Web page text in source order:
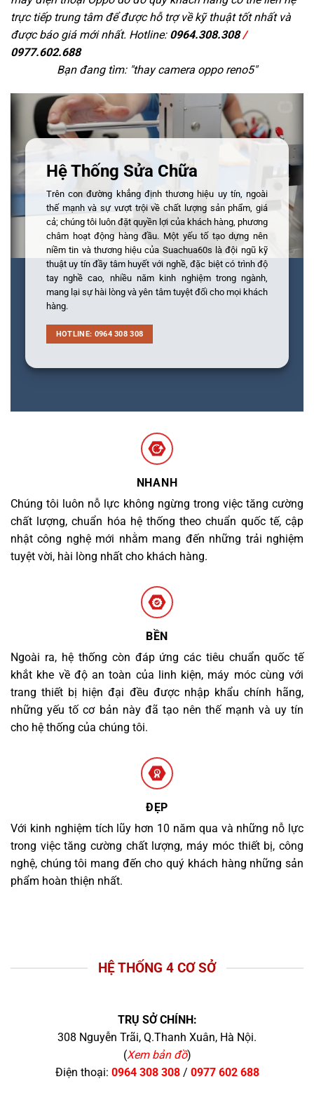
trực tiếp trung tâm để được hỗ trợ về kỹ thuật tốt nhất và
được báo giá mới nhất. Hotline: 0964.308.308/
0977.602.688
Bạn đang tìm: "thay camera oppo reno5"
Hệ Thống Sửa Chữa
Trên con đường khẳng định thương hiệu uy tín, ngoài
thế mạnh và sự vượt trội về chất lượng sản phẩm, giá
cả; chúng tôi luôn đặt quyền lợi của khách hàng, phương
châm hoạt động hàng đầu. Một yếu tố tạo dựng nên
niềm tin và thương hiệu của Suachua60s là đội ngũ kỹ
thuật uy tín đầy tâm huyết với nghề, đặc biệt có trình độ
tay nghề cao, nhiều năm kinh nghiệm trong ngành,
mang lại sự hài lòng và yên tâm tuyệt đối cho mọi khách
hàng.
HOTLINE: 0964 308 308
NHANH
Chúng tôi luôn nỗ lực không ngừng trong việc tăng cường
chất lượng, chuẩn hóa hệ thống theo chuẩn quốc tế, cập
nhật công nghệ mới nhằm mang đến những trải nghiệm
tuyệt vời, hài lòng nhất cho khách hàng.
BỀN
Ngoài ra, hệ thống còn đáp ứng các tiêu chuẩn quốc tế
khắt khe về độ an toàn của linh kiện, máy móc cùng với
trang thiết bị hiện đại đều được nhập khẩu chính hãng,
những yếu tố cơ bản này đã tạo nên thế mạnh và uy tín
cho hệ thống của chúng tôi.
ĐẸP
Với kinh nghiệm tích lũy hơn 10 năm qua và những nỗ lực
trong việc tăng cường chất lượng, máy móc thiết bị, công
nghệ, chúng tôi mang đến cho quý khách hàng những sản
phẩm hoàn thiện nhất.
HỆ THỐNG 4 CƠ SỞ
TRỤ SỞ CHÍNH:
308 Nguyễn Trãi, Q.Thanh Xuân, Hà Nội.
(Xem bản đồ)
Điện thoại: 0964 308 308/ 0977 602 688